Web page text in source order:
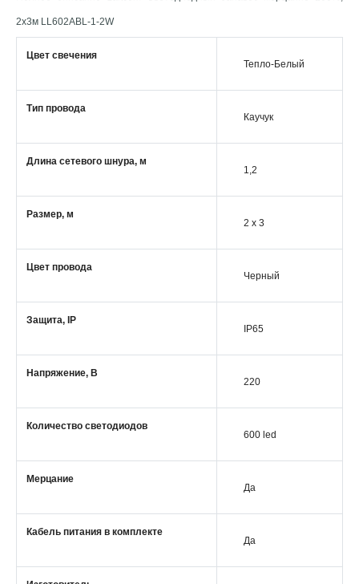
2x3м LL602ABL-1-2W
Цвет свечения
Тепло-Белый
Тип провода
Каучук
Длина сетевого шнура, м
1,2
Размер, м
2 x 3
Цвет провода
Черный
Защита, IP
IP65
Напряжение, В
220
Количество светодиодов
600 led
Мерцание
Да
Кабель питания в комплекте
Да